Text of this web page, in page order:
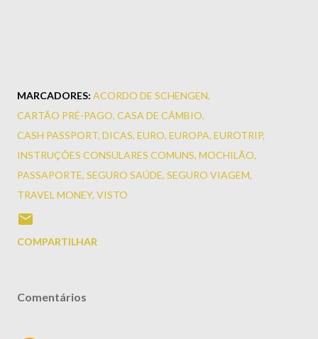
MARCADORES: ACORDO DE SCHENGEN
CARTÃO PRÉ-PAGO CASA DE CÂMBIO
CASH PASSPORT DICAS EURO EUROPA EUROTRIP
INSTRUÇÕES CONSULARES COMUNS MOCHILÃO
PASSAPORTE SEGURO SAÚDE SEGURO VIAGEM
TRAVEL MONEY VISTO
COMPARTILHAR
Comentários